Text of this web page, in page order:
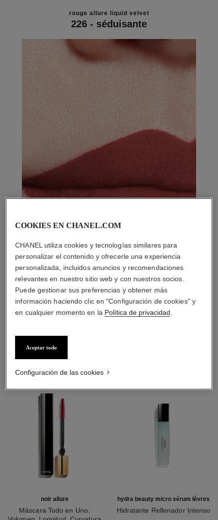
rouge allure liquid velvet
226 - séduisante
LA COMBINACIÓN PERFECTA
noir allure
Máscara Todo en Uno:
hydra beauty micro sérum lèvres
Hidratante Rellenador Intenso
COOKIES EN CHANEL.COM
CHANEL utiliza cookies y tecnologías similares para
personalizar el contenido y ofrecerle una experiencia
personalizada, incluidos anuncios y recomendaciones
relevantes en nuestro sitio web y con nuestros socios.
Puede gestionar sus preferencias y obtener más
información haciendo clic en "Configuración de cookies" y
en cualquier momento en la Política de privacidad
Aceptar todo
Configuración de las cookies